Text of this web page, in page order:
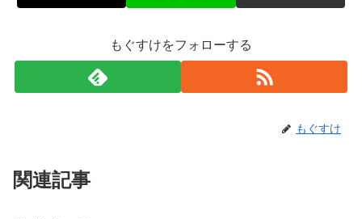
もぐすけをフォローする
もぐすけ
関連記事